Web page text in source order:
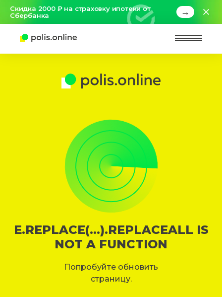
Скидка 2000 ₽ на страховку ипотеки от
Сбербанка
→
E.REPLACE(...).REPLACEALL IS
NOT A FUNCTION
Попробуйте обновить
страницу.